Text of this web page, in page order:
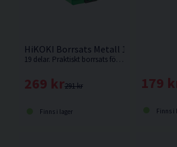
HiKOKI Borrsats Metall 1-10mm HSS
19 delar. Praktiskt borrsats för metall som levereras i en ask i storlekar om 1-10mm.
291 kr
269 kr
Finns i lager
179
Finns i